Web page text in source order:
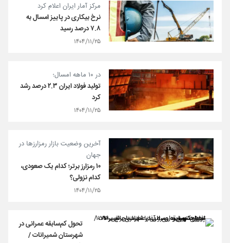
مرکز آمار ایران اعلام کرد
نرخ بیکاری در پاییز امسال به
۷.۸ درصد رسید
۱۴۰۴/۱۱/۲۵
در ۱۰ ماهه امسال؛
تولید فولاد ایران ۲.۳ درصد رشد
کرد
۱۴۰۴/۱۱/۲۵
آخرین وضعیت بازار رمزارزها در
جهان
۱۰ رمزارز برتر؛ کدام یک صعودی،
کدام نزولی؟
۱۴۰۴/۱۱/۲۵
تحول کم‌سابقه عمرانی در
شهرستان شمیرانات /